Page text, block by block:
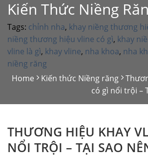
Kiến Thức Niềng
Tags: chỉnh nha, khay niềng thương
niềng thương hiệu vline có gì, khay
vline là gì, khay vline, nha khoa, nha
niềng răng
Home
Kiến thức Niềng răng
có gì nổi trội –
THƯƠNG HIỆU KHAY
NỔI TRỘI – TẠI SAO